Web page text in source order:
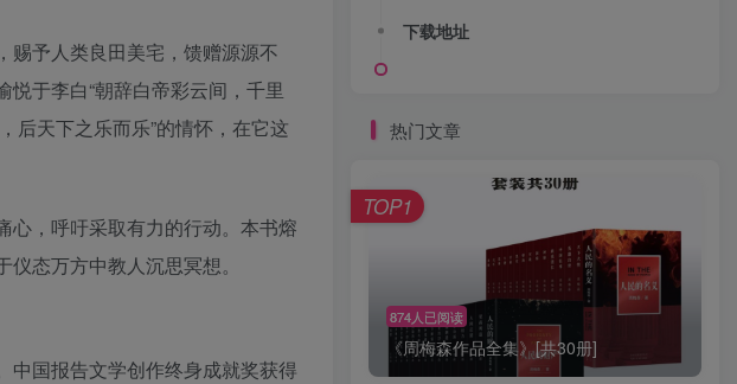
赐予人类良田美宅，馈赠源源不
于李白“朝辞白帝彩云间，千里
后天下之乐而乐”的情怀，在它这
心，呼吁采取有力的行动。本书熔
态万方中教人沉思冥想。
中国报告文学创作终身成就奖获得
下载地址
热门文章
874人已阅读
《周梅森作品全集》[共30册]
TOP1